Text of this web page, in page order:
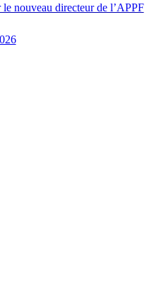
le nouveau directeur de l’APPF